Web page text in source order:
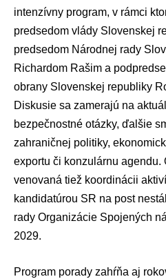
intenzívny program, v rámci
predsedom vlády Slovenskej
predsedom Národnej rady
Richardom Rašim a
obrany Slovenskej republiky
Diskusie sa zamerajú na
bezpečnostné otázky, ďalšie
zahraničnej politiky,
exportu či konzulárnu
venovaná tiež koordinácii
kandidatúrou SR na post
rady Organizácie Spojených
2029.
Program porady zahŕňa aj